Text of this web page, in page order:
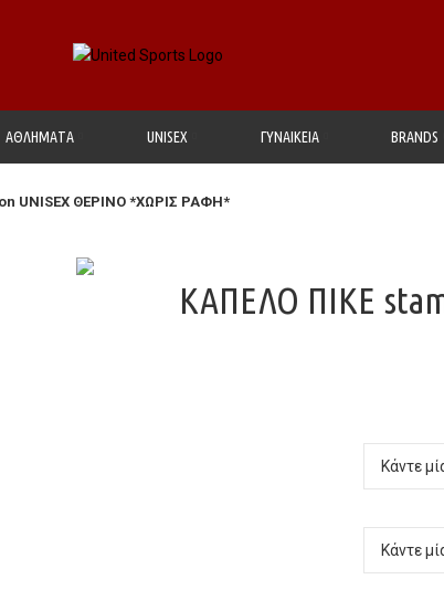
ΑΘΛΗΜΑΤΑ UΝΙSΕΧ ΓΥΝΑΙΚΕΙΑ BRANDS
UNISEX ΘΕΡΙΝΟ *ΧΩΡΙΣ ΡΑΦΗ*
ΚΑΠΕΛΟ ΠΙΚΕ